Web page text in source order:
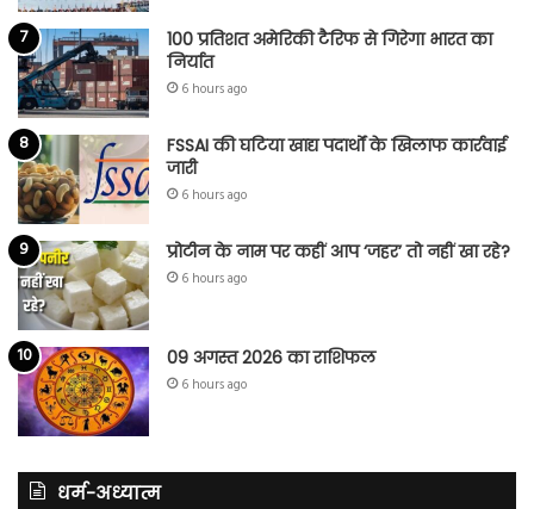
100 प्रतिशत अमेरिकी टैरिफ से गिरेगा भारत का
निर्यात
6 hours ago
FSSAI की घटिया खाद्य पदार्थों के खिलाफ कार्रवाई
जारी
6 hours ago
प्रोटीन के नाम पर कहीं आप ‘जहर’ तो नहीं खा रहे?
6 hours ago
09 अगस्त 2026 का राशिफल
6 hours ago
धर्म-अध्यात्म